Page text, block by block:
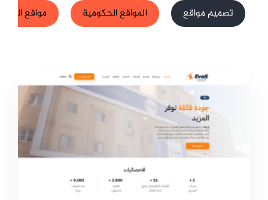
تصميم مواقع المواقع الحكومية مواقع